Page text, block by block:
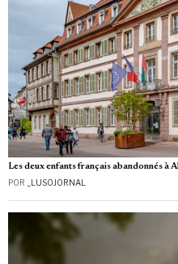
Les deux enfants français abandonnés à
POR _LUSOJORNAL